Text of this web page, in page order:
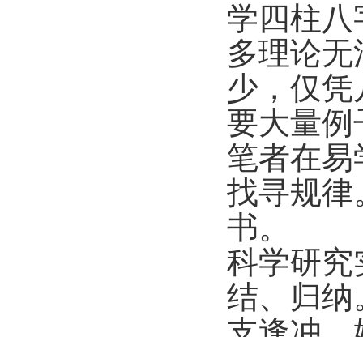
学四柱
多理论
少，仅
要大量例
笔者在
找寻规律
书。
科学研究
结、归纳